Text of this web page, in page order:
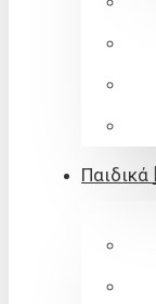
Παιδικά